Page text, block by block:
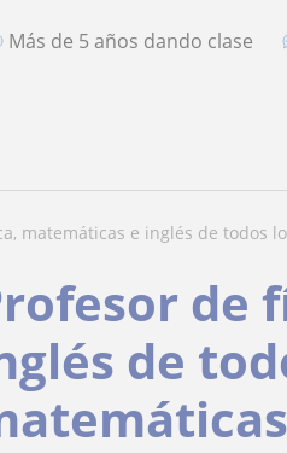
más de 5 años dando clase
matemáticas e inglés de todos
de
de